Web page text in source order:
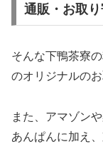
通販・お取
そんな下鴨茶寮
のオリジナルの
また、アマゾン
あんぱんに加え